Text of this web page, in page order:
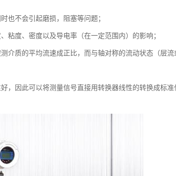
也不会引起磨损，阻塞等问题；
粘度、密度以及导电率（在一定范围内）的影响；
介质的平均流速成正比，而与轴对称的流动状态（层流
，因此可以将测量信号直接用转换器线性的转换成标准